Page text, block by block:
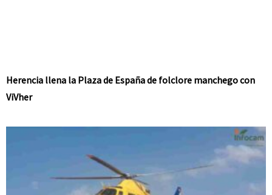
Herencia llena la Plaza de España de folclore manchego con
ViVher